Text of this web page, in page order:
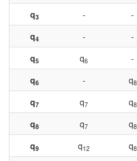
q3 - -
q4 - -
q5 q6 -
q6 - q8
q7 q7 q8
q8 q7 q8
q9 q12 q8